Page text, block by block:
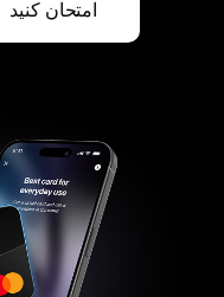
امتحان کنید